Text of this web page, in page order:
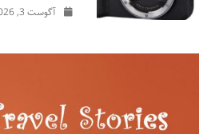
آگوست 3, 2026